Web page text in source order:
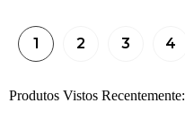
1 2 3 4
Produtos Vistos Recentemente: